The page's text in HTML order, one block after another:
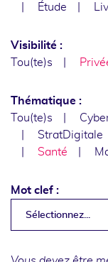
Étude
Visibilité :
Tou(te)s
Thématique :
Tou(te)s
StratDigitale
Santé
Mot clef :
Sélectionnez...